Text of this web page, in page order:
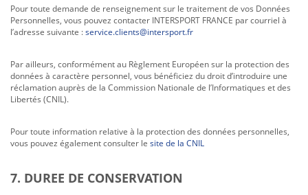
Pour toute demande de renseignement sur le traitement de vos Données
Personnelles, vous pouvez contacter INTERSPORT FRANCE par courriel à
l’adresse suivante :service.clients@intersport.fr
Par ailleurs, conformément au Règlement Européen sur la protection des
données à caractère personnel, vous bénéficiez du droit d’introduire une
réclamation auprès de la Commission Nationale de l’Informatiques et des
Libertés (CNIL).
Pour toute information relative à la protection des données personnelles,
vous pouvez également consulter le site de la CNIL
7. DUREE DE CONSERVATION